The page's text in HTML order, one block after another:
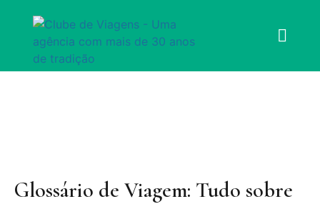
Glossário de Viagem: Tudo sobre